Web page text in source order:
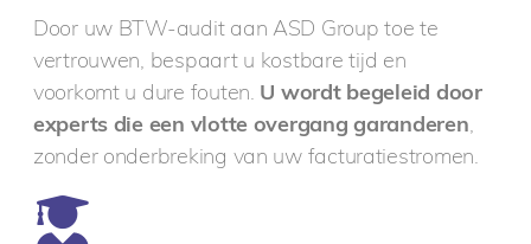
Door uw BTW-audit aan ASD Group toe te
vertrouwen, bespaart u kostbare tijd en
voorkomt u dure fouten. U wordt begeleid door
experts die een vlotte overgang garanderen,
zonder onderbreking van uw facturatiestromen.